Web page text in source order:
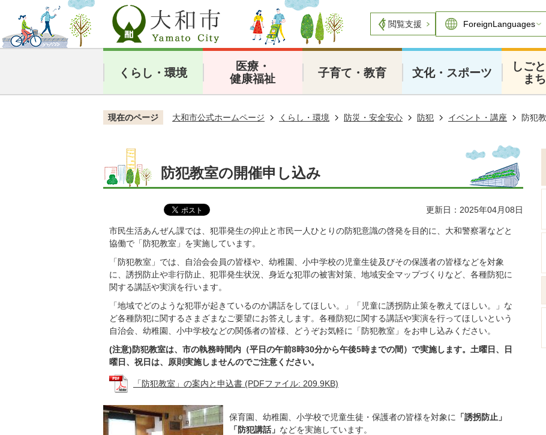
閲覧支援
くらし・環境
医療・
健康福祉
子育て・教育 文化・スポーツ
しご
ま
現在のページ 大和市公式ホームページ くらし・環境 防災・安全安心 防犯 イベント・講座 防犯
防犯教室の開催申し込み
更新日：2025年04月08日
市民生活あんぜん課では、犯罪発生の抑止と市民一人ひとりの防犯意識の啓発を目的に、大和警察署などと
協働で「防犯教室」を実施しています。
「防犯教室」では、自治会会員の皆様や、幼稚園、小中学校の児童生徒及びその保護者の皆様などを対象
に、誘拐防止や非行防止、犯罪発生状況、身近な犯罪の被害対策、地域安全マップづくりなど、各種防犯に
関する講話や実演を行います。
「地域でどのような犯罪が起きているのか講話をしてほしい。」「児童に誘拐防止策を教えてほしい。」な
ど各種防犯に関するさまざまなご要望にお答えします。各種防犯に関する講話や実演を行ってほしいという
自治会、幼稚園、小中学校などの関係者の皆様、どうぞお気軽に「防犯教室」をお申し込みください。
(注意)防犯教室は、市の執務時間内（平日の午前8時30分から午後5時までの間）で実施します。土曜日、日
曜日、祝日は、原則実施しませんのでご注意ください。
「防犯教室」の案内と申込書 (PDFファイル: 209.9KB)
保育園、幼稚園、小学校で児童生徒・保護者の皆様を対象に
「誘拐防止」
「防犯講話」 などを実施しています。